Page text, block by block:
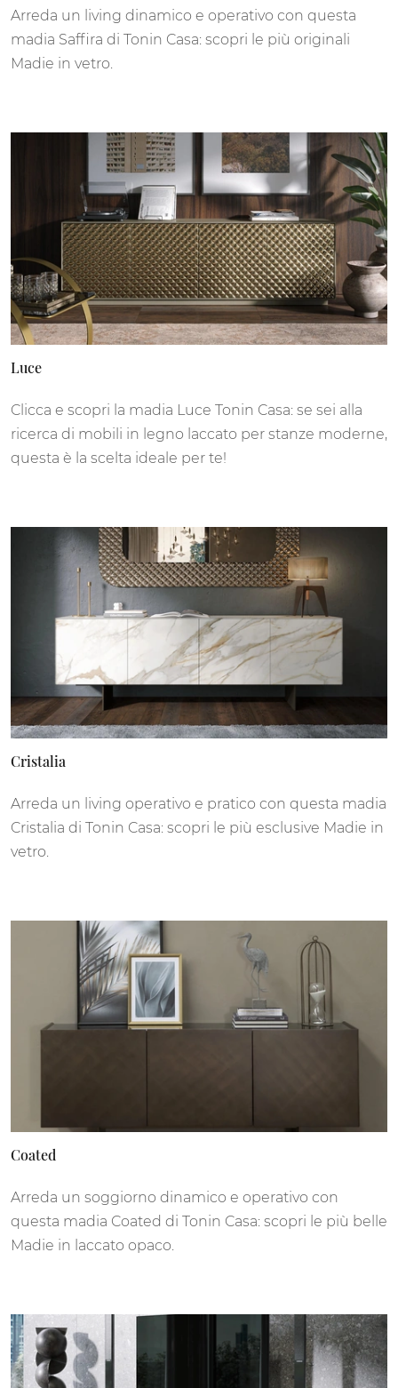
Arreda un living dinamico e operativo con questa
madia Saffira di Tonin Casa: scopri le più originali
Madie in vetro.
Luce
Clicca e scopri la madia Luce Tonin Casa: se sei alla
ricerca di mobili in legno laccato per stanze moderne,
questa è la scelta ideale per te!
Cristalia
Arreda un living operativo e pratico con questa madia
Cristalia di Tonin Casa: scopri le più esclusive Madie in
vetro.
Coated
Arreda un soggiorno dinamico e operativo con
questa madia Coated di Tonin Casa: scopri le più belle
Madie in laccato opaco.